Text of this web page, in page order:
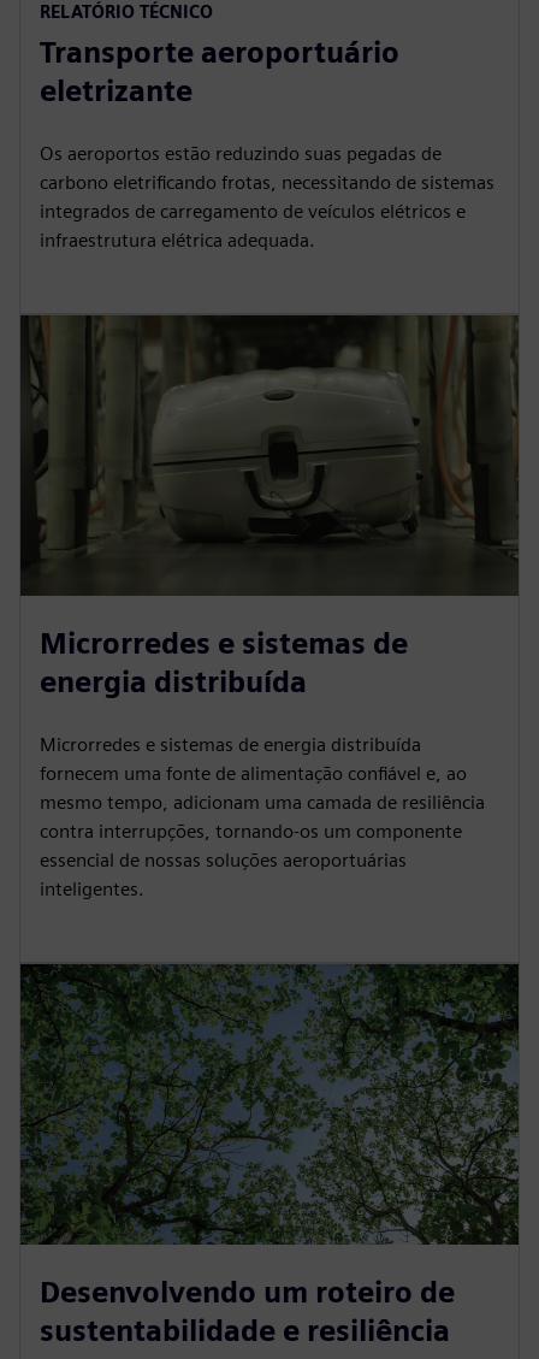
RELATÓRIO TÉCNICO
Transporte aeroportuário
eletrizante
Os aeroportos estão reduzindo suas pegadas de
carbono eletrificando frotas, necessitando de sistemas
integrados de carregamento de veículos elétricos e
infraestrutura elétrica adequada.
Microrredes e sistemas de
energia distribuída
Microrredes e sistemas de energia distribuída
fornecem uma fonte de alimentação confiável e, ao
mesmo tempo, adicionam uma camada de resiliência
contra interrupções, tornando-os um componente
essencial de nossas soluções aeroportuárias
inteligentes.
Desenvolvendo um roteiro de
sustentabilidade e resiliência